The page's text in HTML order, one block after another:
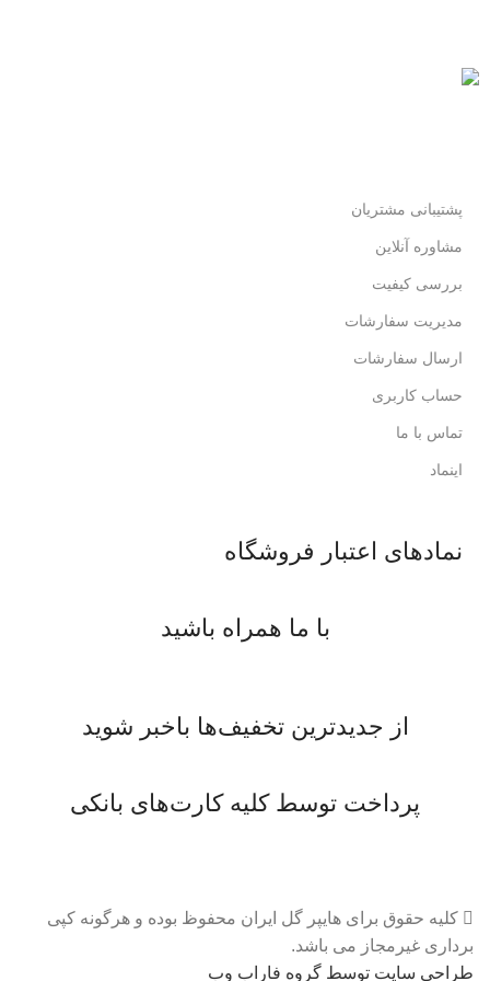
پشتیبانی مشتریان
مشاوره آنلاین
بررسی کیفیت
مدیریت سفارشات
ارسال سفارشات
حساب کاربری
تماس با ما
اینماد
نمادهای اعتبار فروشگاه
با ما همراه باشید
از جدیدترین تخفیف‌ها باخبر شوید
پرداخت توسط کلیه کارت‌های بانکی
کلیه حقوق برای هایپر گل ایران محفوظ بوده و هرگونه کپی
برداری غیرمجاز می باشد.
طراحی سایت توسط گروه فاراب وب